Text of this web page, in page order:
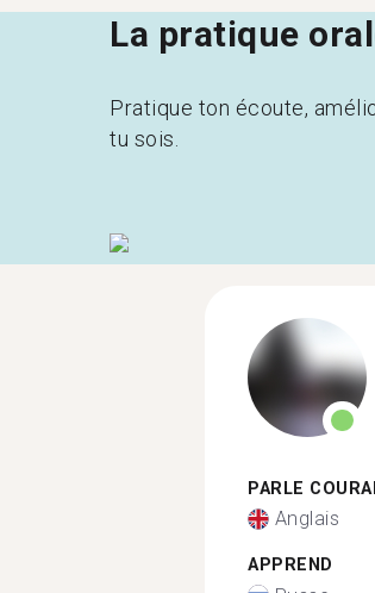
La pratique
Pratique ton écoute,
tu sois.
PARLE
Anglais
APPREND